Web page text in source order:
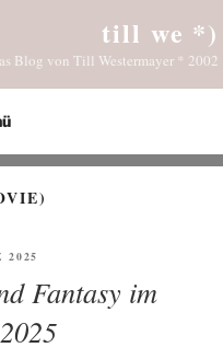
till we *)
Blog von Till Westermayer * 2002
2025
Fantasy im